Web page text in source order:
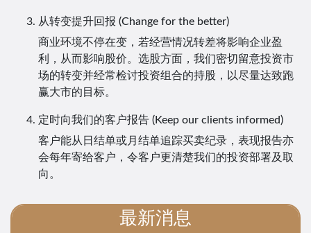
从转变提升回报 (Change for the better)
商业环境不停在变，若经营情况转差将影响企业盈
利，从而影响股价。选股方面，我们密切留意投资市
场的转变并经常检讨投资组合的持股，以尽量达致跑
赢大市的目标。
定时向我们的客户报告 (Keep our clients informed)
客户能从日结单或月结单追踪买卖纪录，表现报告亦
会每年寄给客户，令客户更清楚我们的投资部署及取
向。
最新消息